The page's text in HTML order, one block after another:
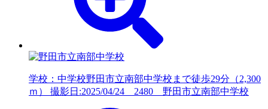
学校：中学校野田市立南部中学校まで徒歩29分（2,300
ｍ） 撮影日:2025/04/24 2480 野田市立南部中学校